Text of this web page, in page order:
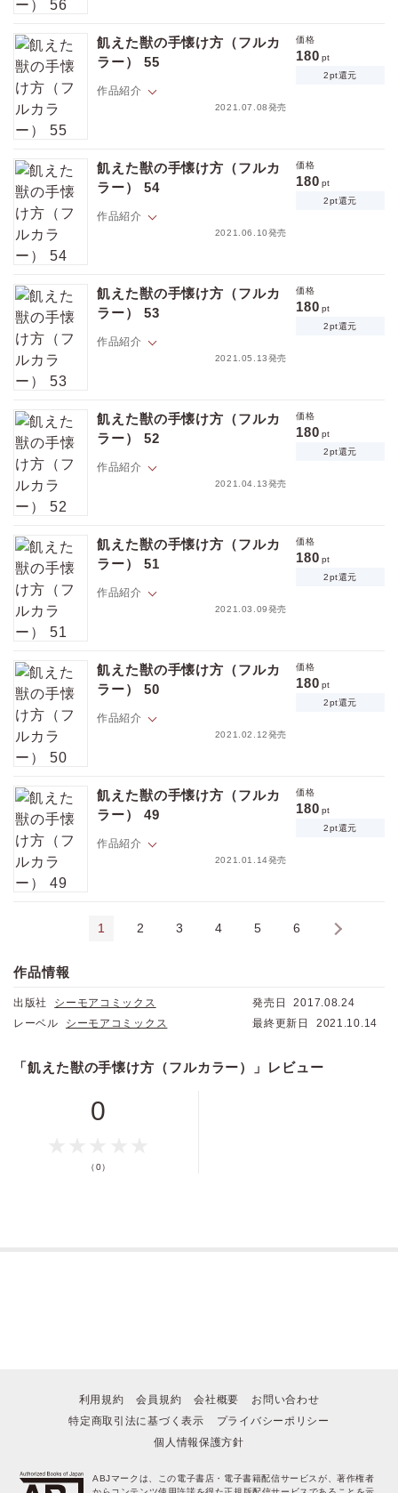
くて、マジメで、秘密主義者。音信不通になる事もしばしばで、ナゼか
理由を聞いても誤魔化されるので隆文は未だに弘樹のことがよくわから
ない。そんなある日、酔っぱらった弘樹に突然キス＆思わぬ告白をされ
てしまう！ 「俺 吸血鬼なんだ。そして多分もうお前も…」ちょっと待
て。弘樹が吸血鬼？ そして俺も？ イキナリそんな事言われても、思考が
追いつかないんですけど――！？【フィカス】
飢えた獣の手懐け方（フルカ
ラー） 55
作品紹介
2021.07.08発売
価格
180 pt
2pt還元
くて、マジメで、秘密主義者。音信不通になる事もしばしばで、ナゼか
理由を聞いても誤魔化されるので隆文は未だに弘樹のことがよくわから
ない。そんなある日、酔っぱらった弘樹に突然キス＆思わぬ告白をされ
てしまう！ 「俺 吸血鬼なんだ。そして多分もうお前も…」ちょっと待
て。弘樹が吸血鬼？ そして俺も？ イキナリそんな事言われても、思考が
追いつかないんですけど――！？【フィカス】
飢えた獣の手懐け方（フルカ
ラー） 54
作品紹介
2021.06.10発売
価格
180 pt
2pt還元
くて、マジメで、秘密主義者。音信不通になる事もしばしばで、ナゼか
理由を聞いても誤魔化されるので隆文は未だに弘樹のことがよくわから
ない。そんなある日、酔っぱらった弘樹に突然キス＆思わぬ告白をされ
てしまう！ 「俺 吸血鬼なんだ。そして多分もうお前も…」ちょっと待
て。弘樹が吸血鬼？ そして俺も？ イキナリそんな事言われても、思考が
追いつかないんですけど――！？【フィカス】
飢えた獣の手懐け方（フルカ
ラー） 53
作品紹介
2021.05.13発売
価格
180 pt
2pt還元
くて、マジメで、秘密主義者。音信不通になる事もしばしばで、ナゼか
理由を聞いても誤魔化されるので隆文は未だに弘樹のことがよくわから
ない。そんなある日、酔っぱらった弘樹に突然キス＆思わぬ告白をされ
てしまう！ 「俺 吸血鬼なんだ。そして多分もうお前も…」ちょっと待
て。弘樹が吸血鬼？ そして俺も？ イキナリそんな事言われても、思考が
追いつかないんですけど――！？【フィカス】
飢えた獣の手懐け方（フルカ
ラー） 52
作品紹介
2021.04.13発売
価格
180 pt
2pt還元
くて、マジメで、秘密主義者。音信不通になる事もしばしばで、ナゼか
理由を聞いても誤魔化されるので隆文は未だに弘樹のことがよくわから
ない。そんなある日、酔っぱらった弘樹に突然キス＆思わぬ告白をされ
てしまう！ 「俺 吸血鬼なんだ。そして多分もうお前も…」ちょっと待
て。弘樹が吸血鬼？ そして俺も？ イキナリそんな事言われても、思考が
追いつかないんですけど――！？【フィカス】
飢えた獣の手懐け方（フルカ
ラー） 51
作品紹介
2021.03.09発売
価格
180 pt
2pt還元
くて、マジメで、秘密主義者。音信不通になる事もしばしばで、ナゼか
理由を聞いても誤魔化されるので隆文は未だに弘樹のことがよくわから
ない。そんなある日、酔っぱらった弘樹に突然キス＆思わぬ告白をされ
てしまう！ 「俺 吸血鬼なんだ。そして多分もうお前も…」ちょっと待
て。弘樹が吸血鬼？ そして俺も？ イキナリそんな事言われても、思考が
追いつかないんですけど――！？【フィカス】
飢えた獣の手懐け方（フルカ
ラー） 50
作品紹介
2021.02.12発売
価格
180 pt
2pt還元
くて、マジメで、秘密主義者。音信不通になる事もしばしばで、ナゼか
理由を聞いても誤魔化されるので隆文は未だに弘樹のことがよくわから
ない。そんなある日、酔っぱらった弘樹に突然キス＆思わぬ告白をされ
てしまう！ 「俺 吸血鬼なんだ。そして多分もうお前も…」ちょっと待
て。弘樹が吸血鬼？ そして俺も？ イキナリそんな事言われても、思考が
追いつかないんですけど――！？【フィカス】
飢えた獣の手懐け方（フルカ
ラー） 49
作品紹介
2021.01.14発売
価格
180 pt
2pt還元
理由を聞いても誤魔化されるので隆文は未だに弘樹のことがよくわから
てしまう！ 「俺 吸血鬼なんだ。そして多分もうお前も…」ちょっと待
て。弘樹が吸血鬼？ そして俺も？ イキナリそんな事言われても、思考が
追いつかないんですけど――！？【フィカス】
1 2 3 4 5 6 ›
作品情報
出版社
シーモアコミックス
レーベル
シーモアコミックス
発売日
2017.08.24
最終更新日
2021.10.14
「飢えた獣の手懐け方（フルカラー）」レビュー
0
（0）
利用規約 会員規約 会社概要
お問い合わせ
特定商取引法に基づく表示
プライバシーポリシー
個人情報保護方針
ABJマークは、この電子書店・電子書籍配信サービスが、著作権者
ポイントを消費して購入するにはログイン・会員登録が必要です